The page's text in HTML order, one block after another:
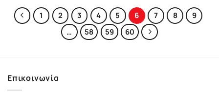
1 2 3 4 5 6 7 8
9
…
58 59 60
Επικοινωνία